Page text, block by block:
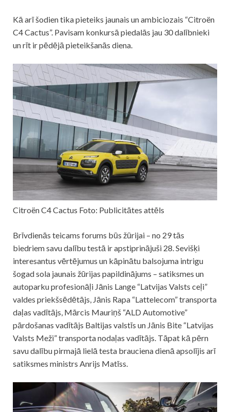
Kā arī šodien tika pieteiks jaunais un ambiciozais “Citroën
C4 Cactus”. Pavisam konkursā piedalās jau 30 dalībnieki
un rīt ir pēdējā pieteikšanās diena.
Citroën C4 Cactus Foto: Publicitātes attēls
Brīvdienās teicams forums būs žūrijai – no 29 tās
biedriem savu dalību testā ir apstiprinājuši 28. Sevišķi
interesantus vērtējumus un kāpinātu balsojuma intrigu
šogad sola jaunais žūrijas papildinājums – satiksmes un
autoparku profesionāļi Jānis Lange “Latvijas Valsts ceļi”
valdes priekšsēdētājs, Jānis Rapa “Lattelecom” transporta
daļas vadītājs, Mārcis Mauriņš “ALD Automotive”
pārdošanas vadītājs Baltijas valstīs un Jānis Bite “Latvijas
Valsts Meži” transporta nodaļas vadītājs. Tāpat kā pērn
savu dalību pirmajā lielā testa brauciena dienā apsolījis arī
satiksmes ministrs Anrijs Matīss.